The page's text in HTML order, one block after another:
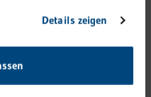
Details zeigen